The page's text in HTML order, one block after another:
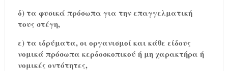
δ) τα φυσικά πρόσωπα για την επαγγελματική
τους στέγη,
ε) τα ιδρύματα, οι οργανισμοί και κάθε είδους
νομικά πρόσωπα κερδοσκοπικού ή μη χαρακτήρα ή
νομικές οντότητες,